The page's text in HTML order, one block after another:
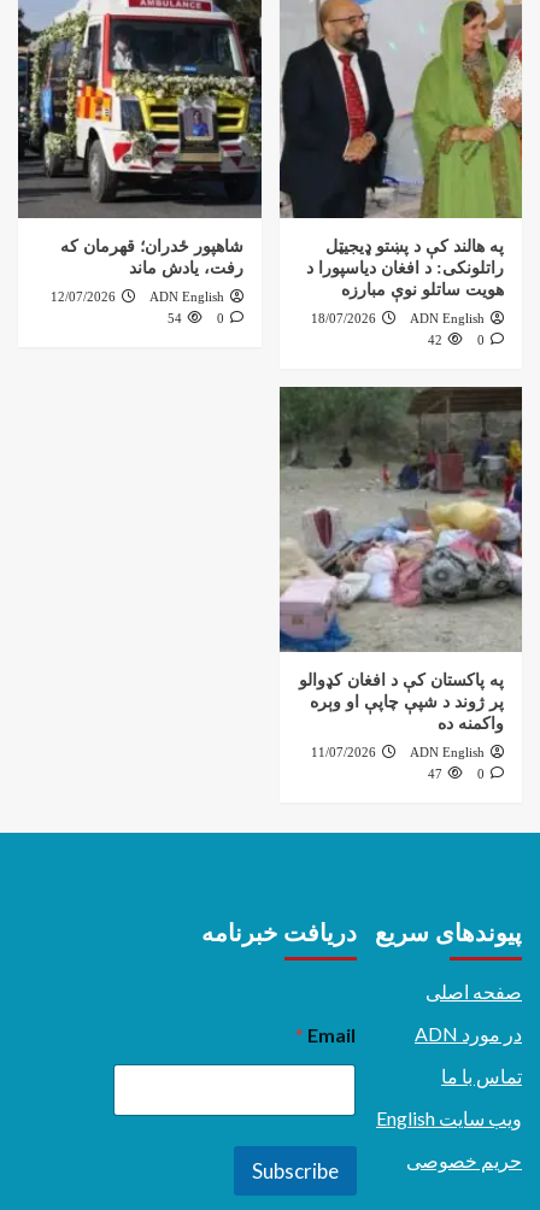
په هالند کې د پښتو ډیجیټل
راتلونکی: د افغان دیاسپورا د
هویت ساتلو نوې مبارزه
ADN English
18/07/2026
0
42
شاهپور ځدران؛ قهرمان که
رفت، یادش ماند
ADN English
12/07/2026
0
54
په پاکستان کې د افغان کډوالو
پر ژوند د شپې چاپې او وېره
واکمنه ده
ADN English
11/07/2026
0
47
پیوندهای سریع
صفحه اصلی
در مورد ADN
تماس با ما
ویب سایت English
حریم خصوصی
دریافت خبرنامه
Email
*
Subscribe